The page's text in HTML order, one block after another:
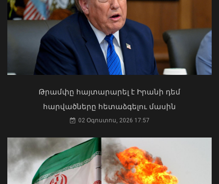
ում Իրաքի գործերի ժամանակավոր
հավատարմատարի հետ
06 Օգոստոս, 2026 20:29
Ծովինար Թադևոսյանը պարգևատրել
Ի՞նչ ուղերձ էր ոտքի չկանգնելը.
Աղաջանյանը` ընդդիմությանը
Թրամփը հայտարարել է Իրանի դեմ
հարվածները հետաձգելու մասին
02 Օգոստոս, 2026 17:57